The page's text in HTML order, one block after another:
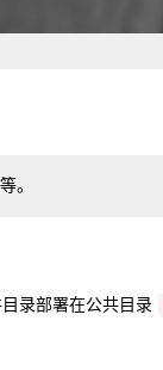
。
录部署在公共目录